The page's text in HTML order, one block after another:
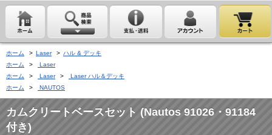
ホーム > Laser > ハル & デッキ
ホーム
>
Laser
ホーム
> Laser >
Laser ハル＆デッキ
ホーム
> NAUTOS
カムクリートベースセット (Nautos 91026・91184
付き)